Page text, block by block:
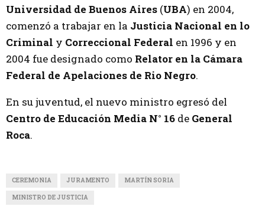
Universidad de Buenos Aires (UBA) en 2004,
comenzó a trabajar en la Justicia Nacional en lo
Criminal y Correccional Federal en 1996 y en
2004 fue designado como Relator en la Cámara
Federal de Apelaciones de Rio Negro.
En su juventud, el nuevo ministro egresó del
Centro de Educación Media N° 16 de General
Roca.
CEREMONIA JURAMENTO MARTÍN SORIA
MINISTRO DE JUSTICIA